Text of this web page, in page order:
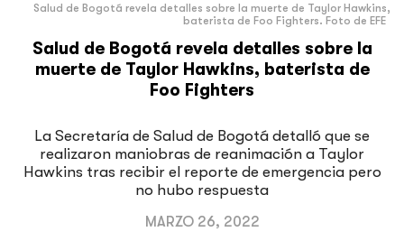
Salud de Bogotá revela detalles sobre la muerte de Taylor Hawkins,
baterista de Foo Fighters. Foto de EFE
Salud de Bogotá revela detalles sobre la
muerte de Taylor Hawkins, baterista de
Foo Fighters
La Secretaría de Salud de Bogotá detalló que se
realizaron maniobras de reanimación a Taylor
Hawkins tras recibir el reporte de emergencia pero
no hubo respuesta
MARZO 26, 2022